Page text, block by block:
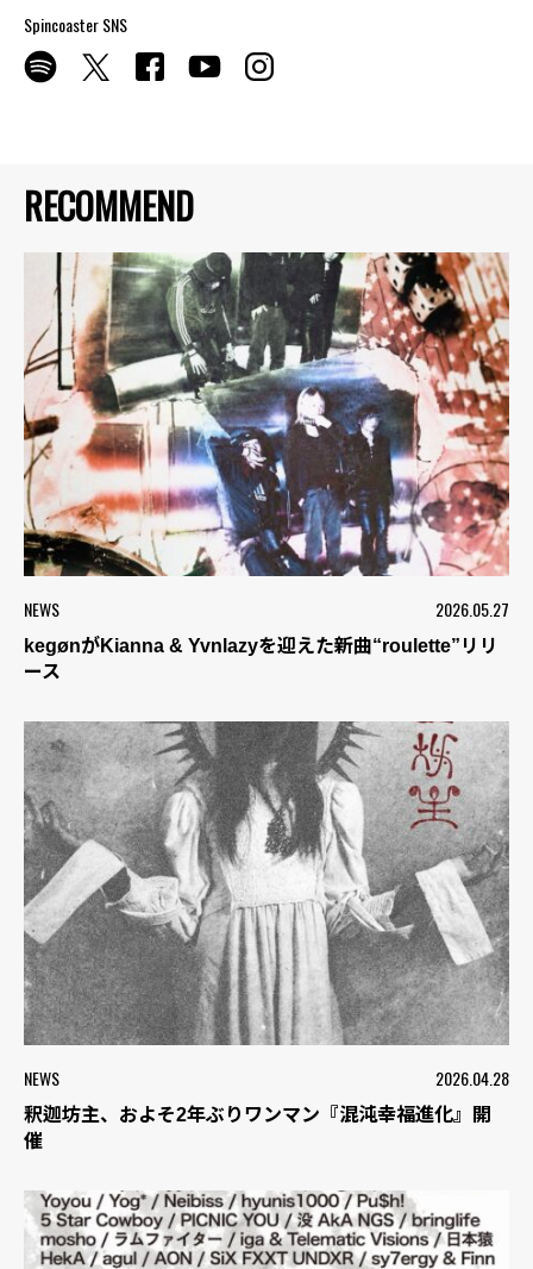
RECOMMEND
NEWS 2026.05.27
kegønがKianna & Yvnlazyを迎えた新曲“roulette”リリ
ース
NEWS 2026.04.28
釈迦坊主、およそ2年ぶりワンマン『混沌幸福進化』開
催
Spincoaster SNS